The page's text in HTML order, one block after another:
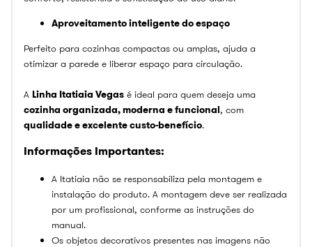
Aproveitamento inteligente do espaço
Perfeito para cozinhas compactas ou amplas, ajuda a
otimizar a parede e liberar espaço para circulação.
A Linha Itatiaia Vegas é ideal para quem deseja uma
cozinha organizada, moderna e funcional, com
qualidade e excelente custo-benefício.
Informações Importantes:
A Itatiaia não se responsabiliza pela montagem e
instalação do produto. A montagem deve ser realizada
por um profissional, conforme as instruções do
manual.
Os objetos decorativos presentes nas imagens não